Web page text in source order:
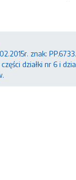
znak:
działki nr 6 i